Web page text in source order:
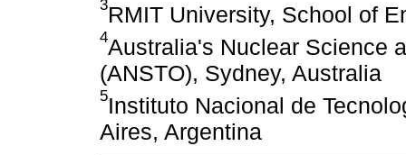
3RMIT University, School of
4Australia's Nuclear Science
(ANSTO), Sydney, Australia
5Instituto Nacional de
Aires, Argentina